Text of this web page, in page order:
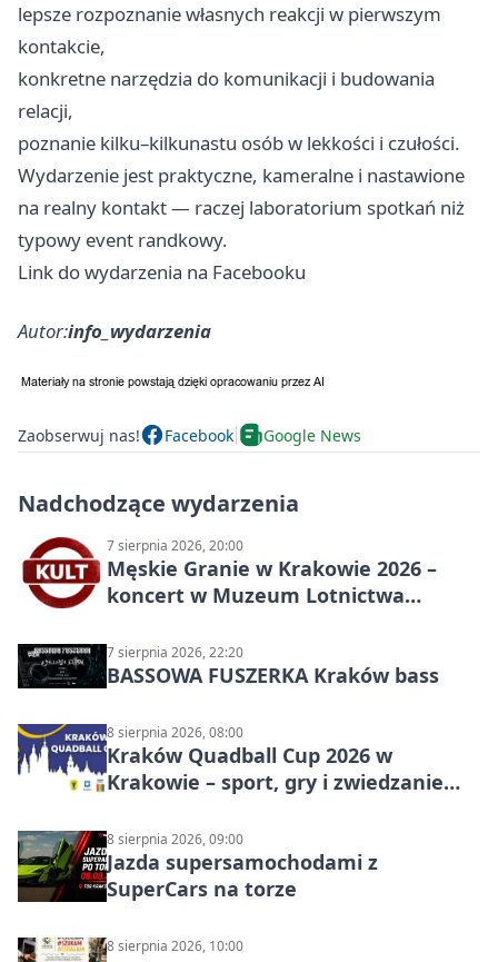
lepsze rozpoznanie własnych reakcji w pierwszym
kontakcie,
konkretne narzędzia do komunikacji i budowania
relacji,
poznanie kilku–kilkunastu osób w lekkości i czułości.
Wydarzenie jest praktyczne, kameralne i nastawione
na realny kontakt — raczej laboratorium spotkań niż
typowy event randkowy.
Link do wydarzenia na Facebooku
Autor:info_wydarzenia
Zaobserwuj nas! Facebook Google News
Nadchodzące wydarzenia
7 sierpnia 2026, 20:00
Męskie Granie w Krakowie 2026 –
koncert w Muzeum Lotnictwa
7 sierpnia 2026, 22:20
BASSOWA FUSZERKA Kraków bass
8 sierpnia 2026, 08:00
Kraków Quadball Cup 2026 w
Krakowie – sport, gry i zwiedzanie
8 sierpnia 2026, 09:00
Jazda supersamochodami z
SuperCars na torze
8 sierpnia 2026, 10:00